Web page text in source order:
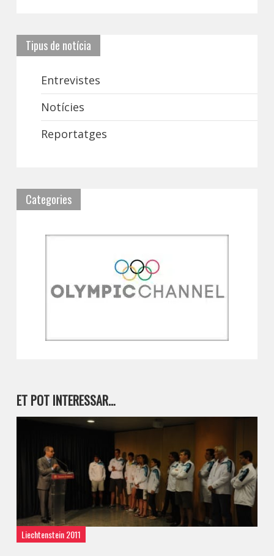
Tipus de notícia
Entrevistes
Notícies
Reportatges
Categories
ET POT INTERESSAR…
Liechtenstein 2011